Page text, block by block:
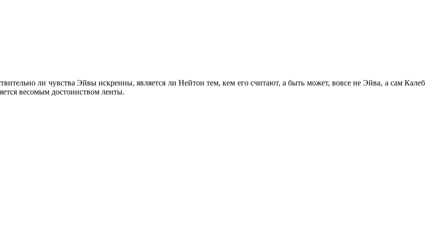
ли чувства Эйвы искренны, является ли Нейтон тем, кем его считают, а быть может, вовсе не Эйва, а сам Калеб
весомым достоинством ленты.